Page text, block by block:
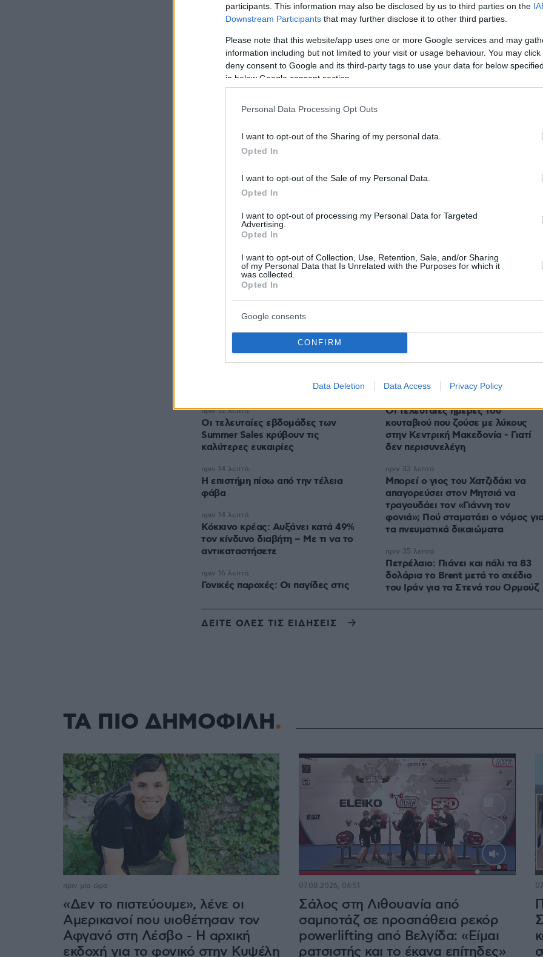
participants. This information may also be disclosed by us to third parties on the
Downstream Participants that may further disclose it to other third parties.
Please note that this website/app uses one or more Google services and may
information including but not limited to your visit or usage behaviour. You may
deny consent to Google and its third-party tags to use your data for below
in below Google consent section.
Personal Data Processing Opt Outs
I want to opt-out of the Sharing of my personal data.
Opted In
I want to opt-out of the Sale of my Personal Data.
Opted In
I want to opt-out of processing my Personal Data for Targeted
Advertising.
Opted In
I want to opt-out of Collection, Use, Retention, Sale, and/or Sharing
of my Personal Data that Is Unrelated with the Purposes for which it
was collected.
Opted In
Google consents
CONFIRM
Data Deletion Data Access Privacy Policy
Ακολουθήστε τοprotothema.gr στο Google Newsκαι μάθετε πρώτοι
όλες τις ειδήσεις
Δείτε όλες τις τελευταίεςΕιδήσειςαπό την Ελλάδα και τον Κόσμο, τη
στιγμή που συμβαίνουν, στο
ΡΟΗ ΕΙΔΗΣΕΩΝ
μονάδες αίματος
πριν 6 λεπτά
Σήμερα η απολογία του 55χρονου
που έκρυβε τον νεκρό πατέρα του
Οι τελευταίες εβδομάδες των
Summer Sales κρύβουν τις
καλύτερες ευκαιρίες
πριν 12 λεπτά
Η επιστήμη πίσω από την τέλεια
φάβα
πριν 14 λεπτά
Κόκκινο κρέας: Αυξάνει κατά 49%
τον κίνδυνο διαβήτη – Με τι να το
αντικαταστήσετε
πριν 14 λεπτά
Γονικές παροχές: Οι παγίδες στις
πριν 16 λεπτά
των 7,1R στην Ιαπωνία: Τα πάντα
κλυδωνίζονται, δύο προσπάθησαν
Οι τελευταίες ημέρες του
κουταβιού που ζούσε με λύκους
στην Κεντρική Μακεδονία - Γιατί
δεν περισυνελέγη
Μπορεί ο γιος του Χατζιδάκι να
απαγορεύσει στον Μητσιά να
τραγουδάει τον «Γιάννη τον
φονιά»; Πού σταματάει ο νόμος
τα πνευματικά δικαιώματα
πριν 33 λεπτά
Πετρέλαιο: Πιάνει και πάλι τα 83
δολάρια το Brent μετά το σχέδιο
του Ιράν για τα Στενά του Ορμούζ
πριν 35 λεπτά
ΔΕΙΤΕ ΟΛΕΣ ΤΙΣ ΕΙΔΗΣΕΙΣ
ΤΑ ΠΙΟ ΔΗΜΟΦΙΛΗ
«Δεν το πιστεύουμε», λένε οι
Αμερικανοί που υιοθέτησαν τον
Αφγανό στη Λέσβο - Η αρχική
εκδοχή για το φονικό στην Κυψέλη
πριν μία ώρα
Loaded:
Σάλος στη Λιθουανία από
σαμποτάζ σε προσπάθεια ρεκόρ
powerlifting από Βελγίδα: «Είμαι
ρατσιστής και το έκανα επίτηδες»
07.08.2026, 06:51